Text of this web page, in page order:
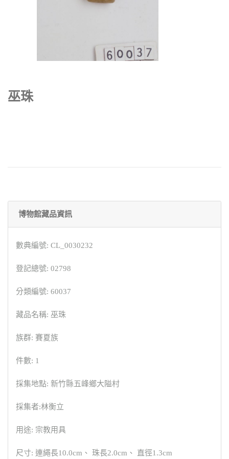
巫珠
博物館藏品資訊
數典編號: CL_0030232
登記總號: 02798
分類編號: 60037
藏品名稱: 巫珠
族群: 賽夏族
件數: 1
採集地點: 新竹縣五峰鄉大隘村
採集者:林衡立
用途: 宗教用具
尺寸: 連繩長10.0cm、 珠長2.0cm、 直徑1.3cm